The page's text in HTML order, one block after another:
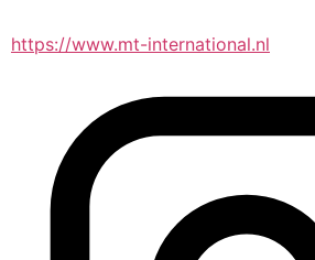
https://www.mt-international.nl